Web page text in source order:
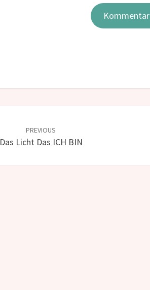
PREVIOUS
Das Licht Das ICH BIN